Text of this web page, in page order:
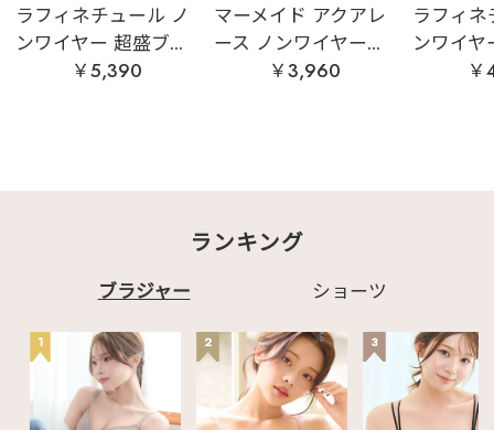
ラフィネチュール ノ
ンワイヤー 超盛ブ...
￥5,390
マーメイド アクアレ
ース ノンワイヤー...
￥3,960
ラフィ
ンワイヤ
ランキング
ブラジャー ショーツ
1 2 3